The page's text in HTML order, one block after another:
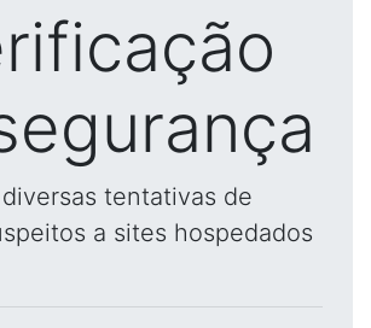
tentativas de
a sites hospedados